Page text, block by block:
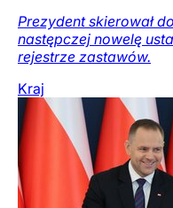
Prezydent skierował
następczej nowelę
rejestrze zastawów.
Kraj